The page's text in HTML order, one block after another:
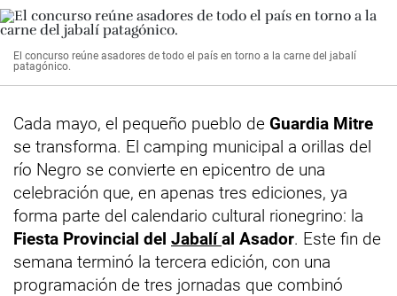
El concurso reúne asadores de todo el país en torno a la carne del jabalí
patagónico.
Cada mayo, el pequeño pueblo de Guardia Mitre
se transforma. El camping municipal a orillas del
río Negro se convierte en epicentro de una
celebración que, en apenas tres ediciones, ya
forma parte del calendario cultural rionegrino: la
Fiesta Provincial del Jabalíal Asador. Este fin de
semana terminó la tercera edición, con una
programación de tres jornadas que combinó